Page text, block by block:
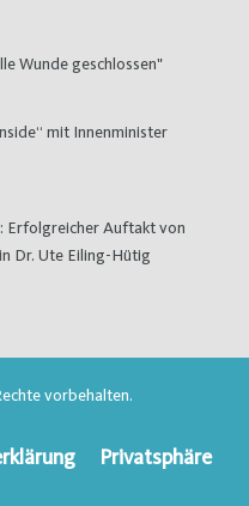
Wunde geschlossen"
mit Innenminister
Erfolgreicher Auftakt von
Dr. Ute Eiling-Hütig
vorbehalten.
Privatsphäre